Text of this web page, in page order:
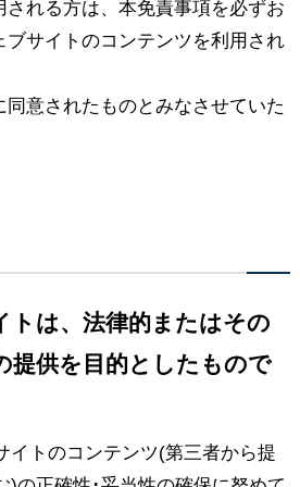
される方は、本免責事項を必ずお
サイトのコンテンツを利用され
意されたものとみなさせていた
トは、法律的またはその
提供を目的としたもので
イトのコンテンツ(第三者から提